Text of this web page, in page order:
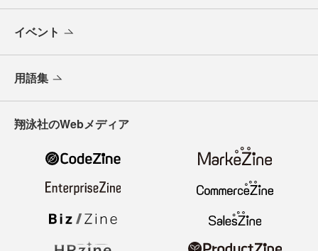
イベント
用語集
翔泳社のWebメディア